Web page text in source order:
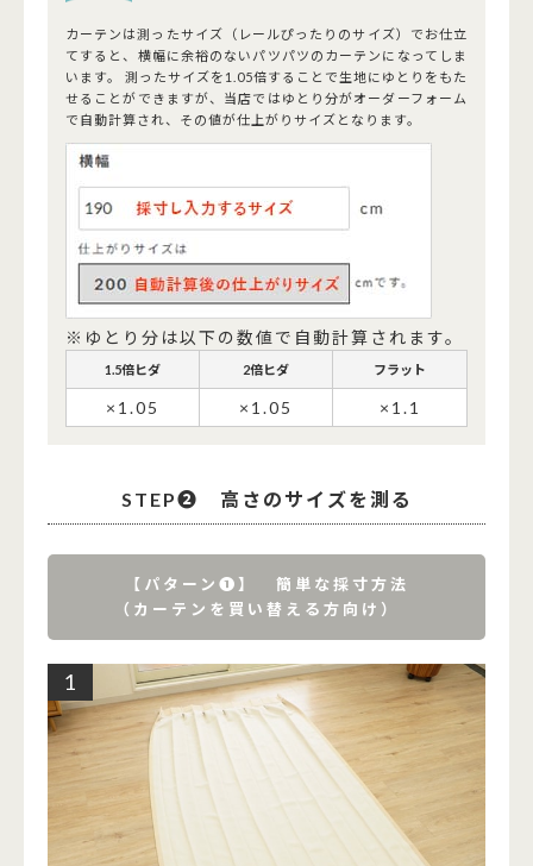
カーテンは測ったサイズ（レールぴったりのサイズ）でお仕立
てすると、横幅に余裕のないパツパツのカーテンになってしま
います。 測ったサイズを1.05倍することで生地にゆとりをもた
せることができますが、当店ではゆとり分がオーダーフォーム
で自動計算され、その値が仕上がりサイズとなります。
※ゆとり分は以下の数値で自動計算されます。
1.5倍ヒダ 2倍ヒダ フラット
×1.05 ×1.05 ×1.1
STEP➋ 高さのサイズを測る
【パターン➊】 簡単な採寸方法
（カーテンを買い替える方向け）